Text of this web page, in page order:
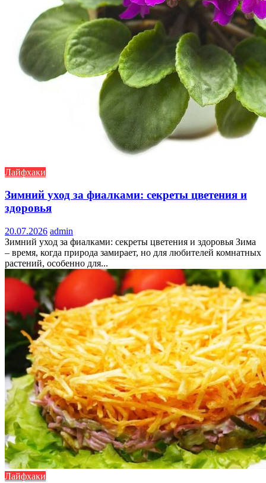
Лайфхаки
Зимний уход за фиалками: секреты цветения и
здоровья
20.07.2026 admin
Зимний уход за фиалками: секреты цветения и здоровья Зима
– время, когда природа замирает, но для любителей комнатных
растений, особенно для...
Лайфхаки